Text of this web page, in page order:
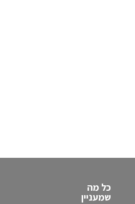
כל מה
שמעניין